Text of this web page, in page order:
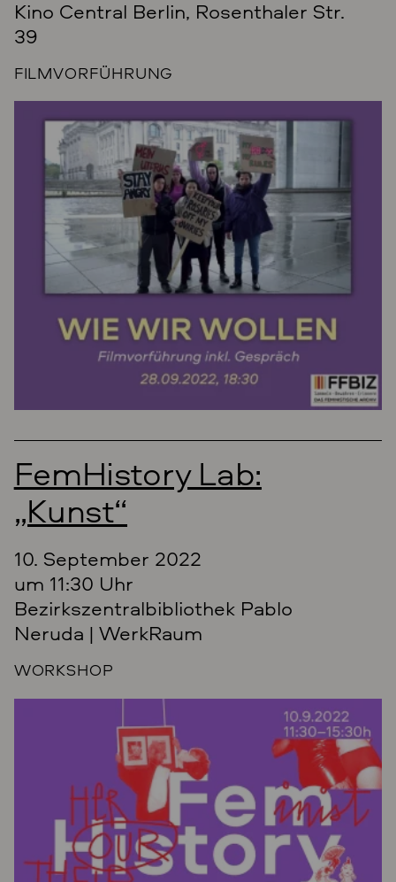
Kino Central Berlin, Rosenthaler Str.
39
FILMVORFÜHRUNG
FemHistory Lab:
„Kunst“
10. September 2022
um 11:30 Uhr
Bezirkszentralbibliothek Pablo
Neruda | WerkRaum
WORKSHOP